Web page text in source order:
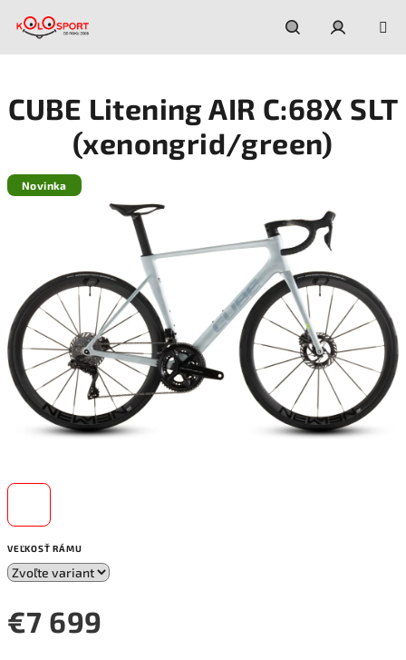
Hľadať
VEĽKOSŤ RÁMU
€7 699
CUBE Litening AIR C:68X SLT
(xenongrid/green)
Novinka